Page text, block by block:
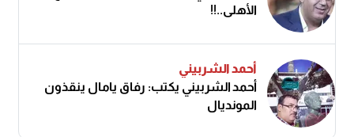
الأهلى..!!
أحمد الشربيني
أحمد الشربيني يكتب: رفاق يامال ينقذون
المونديال